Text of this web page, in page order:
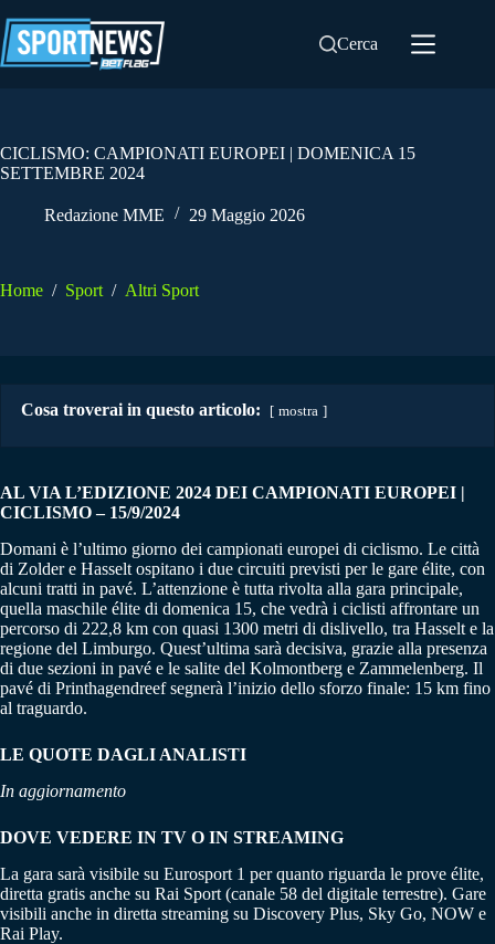
al
contenuto
Cerca
CICLISMO: CAMPIONATI EUROPEI | DOMENICA 15
SETTEMBRE 2024
Redazione MME 29 Maggio 2026
Home / Sport / Altri Sport
Cosa troverai in questo articolo: mostra
AL VIA L’EDIZIONE 2024 DEI CAMPIONATI EUROPEI |
CICLISMO – 15/9/2024
Domani è l’ultimo giorno dei campionati europei di ciclismo. Le città
di Zolder e Hasselt ospitano i due circuiti previsti per le gare élite, con
alcuni tratti in pavé. L’attenzione è tutta rivolta alla gara principale,
quella maschile élite di domenica 15, che vedrà i ciclisti affrontare un
percorso di 222,8 km con quasi 1300 metri di dislivello, tra Hasselt e la
regione del Limburgo. Quest’ultima sarà decisiva, grazie alla presenza
di due sezioni in pavé e le salite del Kolmontberg e Zammelenberg. Il
pavé di Printhagendreef segnerà l’inizio dello sforzo finale: 15 km fino
al traguardo.
LE QUOTE DAGLI ANALISTI
In aggiornamento
DOVE VEDERE IN TV O IN STREAMING
La gara sarà visibile su Eurosport 1 per quanto riguarda le prove élite,
diretta gratis anche su Rai Sport (canale 58 del digitale terrestre). Gare
visibili anche in diretta streaming su Discovery Plus, Sky Go, NOW e
Rai Play.